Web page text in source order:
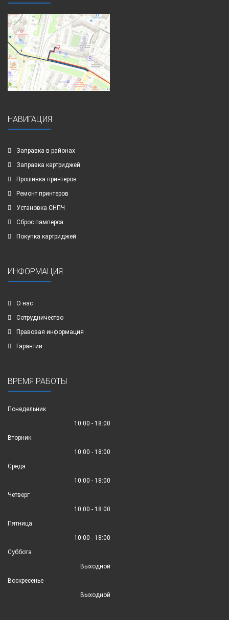
НАВИГАЦИЯ
Заправка в районах
Заправка картриджей
Прошивка принтеров
Ремонт принтеров
Установка СНПЧ
Сброс памперса
Покупка картриджей
ИНФОРМАЦИЯ
О нас
Сотрудничество
Правовая информация
Гарантии
ВРЕМЯ РАБОТЫ
Понедельник
10:00 - 18:00
Вторник
10:00 - 18:00
Среда
10:00 - 18:00
Четверг
10:00 - 18:00
Пятница
10:00 - 18:00
Суббота
Выходной
Воскресенье
Выходной